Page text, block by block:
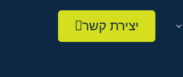
יצירת קשר